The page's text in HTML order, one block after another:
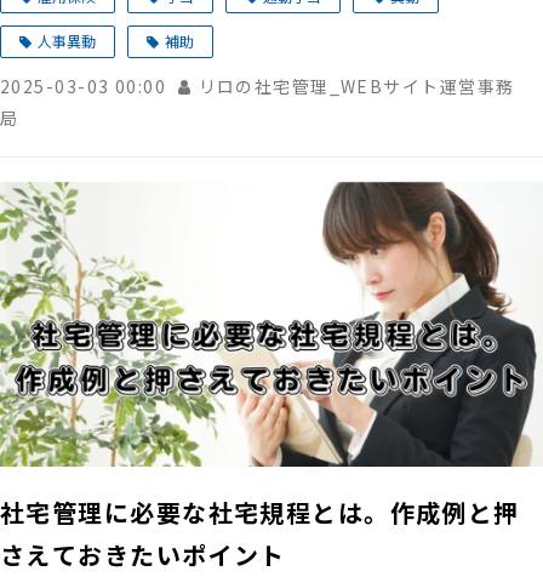
人事異動 補助
2025-03-03 00:00
リロの社宅管理_WEBサイト運営事務
局
社宅管理に必要な社宅規程とは。作成例と押
さえておきたいポイント